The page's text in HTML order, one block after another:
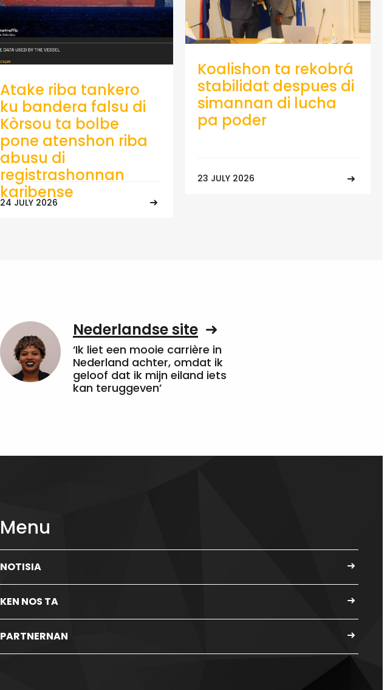
Atake riba tankero
ku bandera falsu di
Kòrsou ta bolbe
pone atenshon riba
abusu di
registrashonnan
karibense
24 JULY 2026
Koalishon ta rekobrá
stabilidat despues di
simannan di lucha
pa poder
23 JULY 2026
Nederlandse site
‘Ik liet een mooie carrière in
Nederland achter, omdat ik
geloof dat ik mijn eiland iets
kan teruggeven’
Menu
NOTISIA
KEN NOS TA
PARTNERNAN